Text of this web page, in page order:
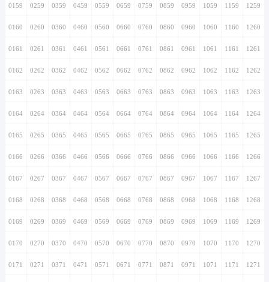
0159 0259 0359 0459 0559 0659 0759 0859 0959 1059 1159 1259
0160 0260 0360 0460 0560 0660 0760 0860 0960 1060 1160 1260
0161 0261 0361 0461 0561 0661 0761 0861 0961 1061 1161 1261
0162 0262 0362 0462 0562 0662 0762 0862 0962 1062 1162 1262
0163 0263 0363 0463 0563 0663 0763 0863 0963 1063 1163 1263
0164 0264 0364 0464 0564 0664 0764 0864 0964 1064 1164 1264
0165 0265 0365 0465 0565 0665 0765 0865 0965 1065 1165 1265
0166 0266 0366 0466 0566 0666 0766 0866 0966 1066 1166 1266
0167 0267 0367 0467 0567 0667 0767 0867 0967 1067 1167 1267
0168 0268 0368 0468 0568 0668 0768 0868 0968 1068 1168 1268
0169 0269 0369 0469 0569 0669 0769 0869 0969 1069 1169 1269
0170 0270 0370 0470 0570 0670 0770 0870 0970 1070 1170 1270
0171 0271 0371 0471 0571 0671 0771 0871 0971 1071 1171 1271